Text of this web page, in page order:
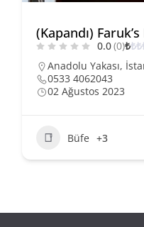
(Kapandı)
0.0(0)₺₺₺
Anadolu Yakası,
0533 4062043
02 Ağustos 2023
Büfe +3